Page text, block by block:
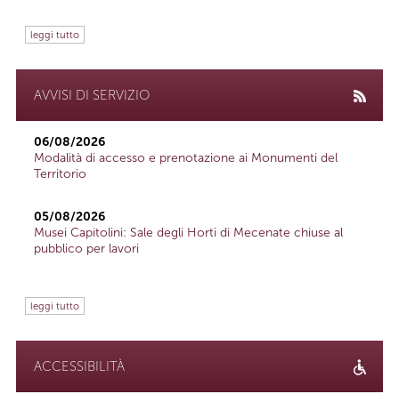
leggi tutto
AVVISI DI SERVIZIO
06/08/2026
Modalità di accesso e prenotazione ai Monumenti del
Territorio
05/08/2026
Musei Capitolini: Sale degli Horti di Mecenate chiuse al
pubblico per lavori
leggi tutto
ACCESSIBILITÀ